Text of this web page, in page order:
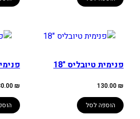
פנימית טיובליס "18
130.00₪
הוספה לסל
₪